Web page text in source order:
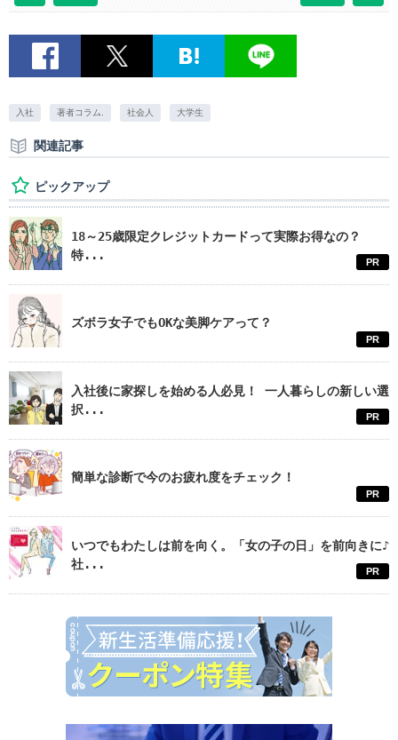
入社 著者コラム. 社会人 大学生
関連記事
ピックアップ
18～25歳限定クレジットカードって実際お得なの？
特...
PR
ズボラ女子でもOKな美脚ケアって？
PR
入社後に家探しを始める人必見！ 一人暮らしの新しい選
択...
PR
簡単な診断で今のお疲れ度をチェック！
PR
いつでもわたしは前を向く。「女の子の日」を前向きに♪
社...
PR